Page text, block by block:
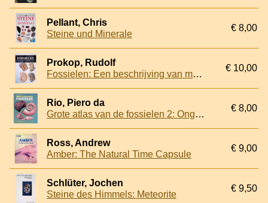
Pellant, Chris
Steine und Minerale
€ 8,00
Prokop, Rudolf
Fossielen: Een beschrijving van meer dan 200 soorten fossielen, met vele illustraties in kleur
€ 10,00
Rio, Piero da
Grote atlas van de fossielen 2: Ongewervelden
€ 8,00
Ross, Andrew
Amber: The Natural Time Capsule
€ 9,00
Schlüter, Jochen
Steine des Himmels: Meteorite
€ 9,50